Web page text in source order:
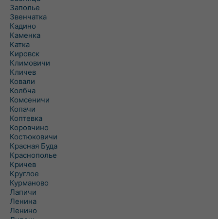
Заполье
Звенчатка
Кадино
Каменка
Катка
Кировск
Климовичи
Кличев
Ковали
Колбча
Комсеничи
Копачи
Коптевка
Коровчино
Костюковичи
Красная Буда
Краснополье
Кричев
Круглое
Курманово
Лапичи
Ленина
Ленино